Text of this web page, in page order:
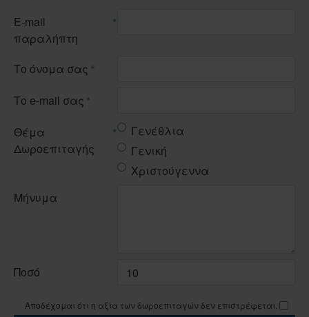
E-mail
παραλήπτη
Το όνομα σας
Το e-mail σας
Θέμα
Δωροεπιταγής
Γενέθλια
Γενική
Χριστούγεννα
Μήνυμα
Ποσό
Αποδέχομαι ότι η αξία των δωροεπιταγών δεν επιστρέφεται.